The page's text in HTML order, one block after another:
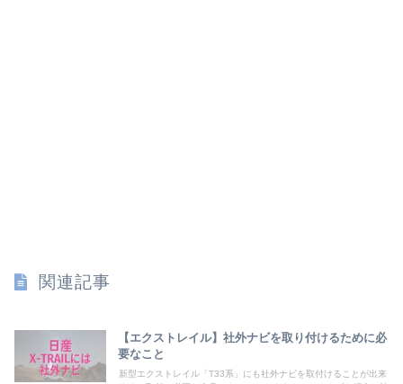
関連記事
【エクストレイル】社外ナビを取り付けるために必
要なこと
新型エクストレイル「T33系」にも社外ナビを取付けることが出来